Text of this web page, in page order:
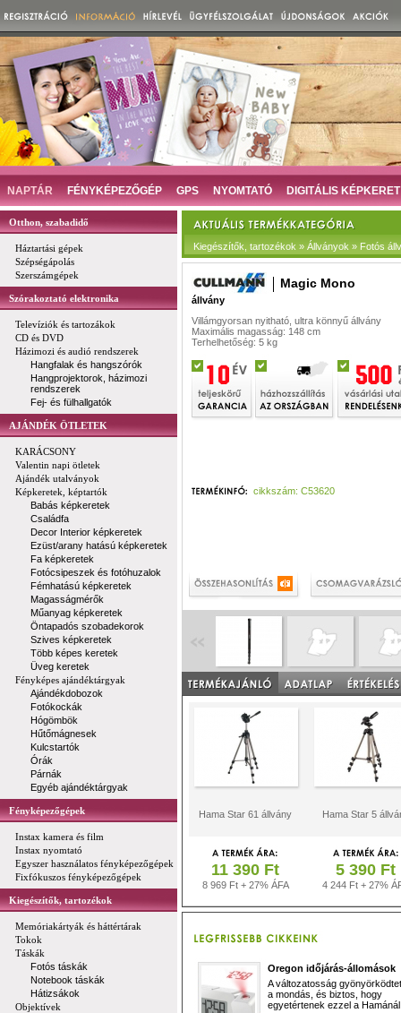
NAPTÁR FÉNYKÉPEZŐGÉP GPS NYOMTATÓ DIGITÁLIS KÉPKERET
Otthon, szabadidő
Háztartási gépek
Szépségápolás
Szerszámgépek
Szórakoztató elektronika
Televíziók és tartozákok
CD és DVD
Házimozi és audió rendszerek
Hangfalak és hangszórók
Hangprojektorok, házimozi
rendszerek
Fej- és fülhallgatók
AJÁNDÉK ÖTLETEK
KARÁCSONY
Valentin napi ötletek
Ajándék utalványok
Képkeretek, képtartók
Babás képkeretek
Családfa
Decor Interior képkeretek
Ezüst/arany hatású képkeretek
Fa képkeretek
Fotócsipeszek és fotóhuzalok
Fémhatású képkeretek
Magasságmérők
Műanyag képkeretek
Öntapadós szobadekorok
Szives képkeretek
Több képes keretek
Üveg keretek
Fényképes ajándéktárgyak
Ajándékdobozok
Fotókockák
Hógömbök
Hűtőmágnesek
Kulcstartók
Órák
Párnák
Egyéb ajándéktárgyak
Fényképezőgépek
Instax kamera és film
Instax nyomtató
Egyszer használatos fényképezőgépek
Fixfókuszos fényképezőgépek
Kiegészítők, tartozékok
Memóriakártyák és háttértárak
Tokok
Táskák
Fotós táskák
Notebook táskák
Hátizsákok
Objektívek
Kiegészítők, tartozékok » Állványok » Fotós
Magic Mono
állvány
Villámgyorsan nyitható, ultra könnyű állvány
Maximális magasság: 148 cm
Terhelhetőség: 5 kg
cikkszám: C53620
Hama Star 61 állvány Hama Star 5
11 390 Ft
8 969 Ft + 27% ÁFA
5 390 Ft
4 244 Ft + 27%
Oregon időjárás-állomások
A változatosság
a mondás, és biztos, hogy
egyetértenek ezzel a